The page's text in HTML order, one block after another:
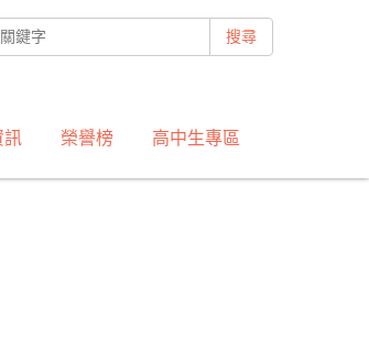
搜尋
訊 榮譽榜 高中生專區